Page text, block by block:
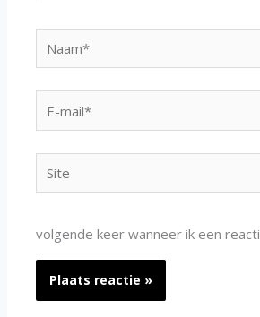
mail*
volgende keer wanneer ik een